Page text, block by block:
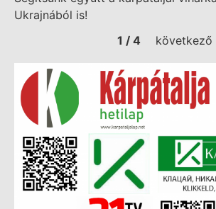
Ukrajnából is!
1 / 4
következő